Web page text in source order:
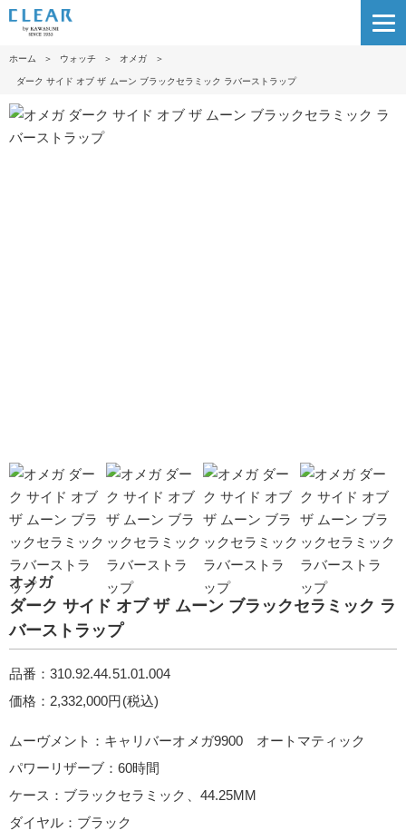
ホーム ＞ ウォッチ ＞ オメガ ＞
ダーク サイド オブ ザ ムー ン ブラックセラミック ラバーストラッ プ
オメガ
ダーク サイド オブ ザ ムー ン ブラックセラミック ラ
バーストラッ プ
品番：310.92.44.51.01.004
価格：2,332,000円(税込)
ムーヴメント：キャリバーオメガ9900 オートマティック
パワーリザーブ：60時間
ケース：ブラックセラミック、44.25MM
ダイヤル：ブラック